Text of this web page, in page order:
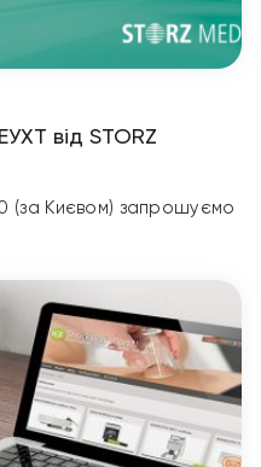
від STORZ
(за Києвом) запрошуємо